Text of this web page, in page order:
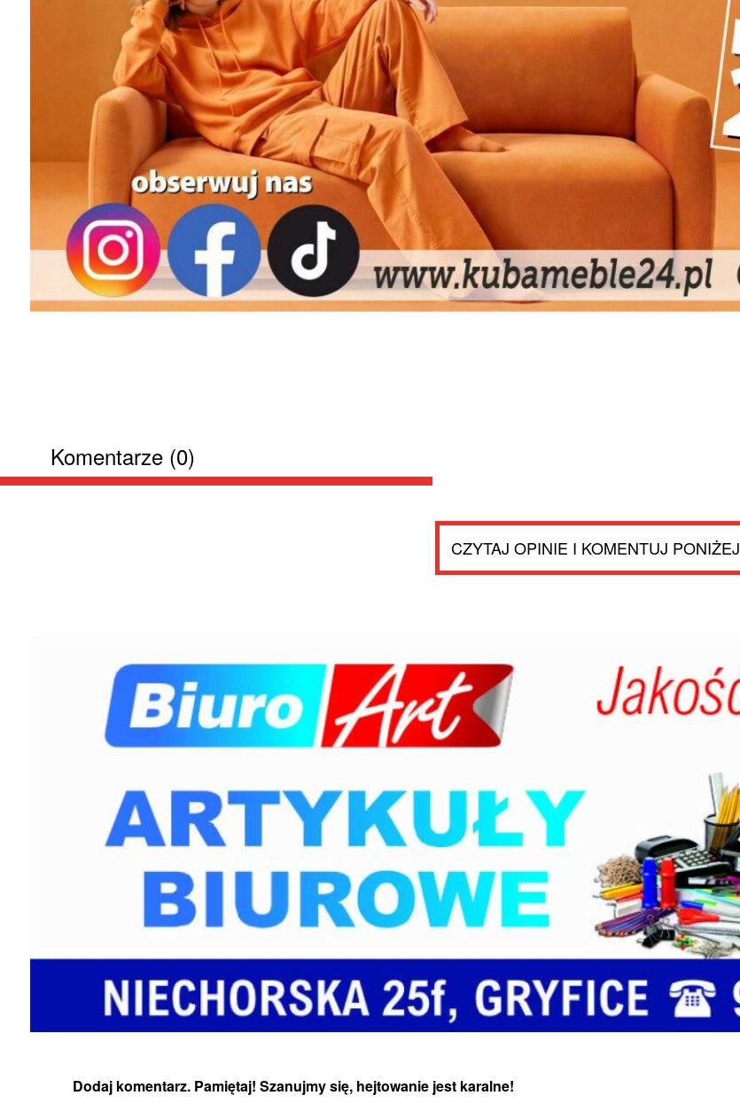
Komentarze (0)
CZYTAJ OPINIE I KOMENTUJ PONIŻEJ
Dodaj komentarz. Pamiętaj! Szanujmy się, hejtowanie jest karalne!